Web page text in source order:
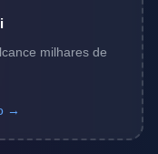
milhares de
→